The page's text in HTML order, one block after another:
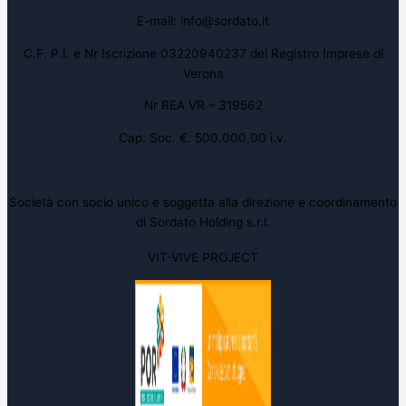
E-mail: info@sordato.it
C.F. P.I. e Nr Iscrizione 03220940237 del Registro Imprese di
Verona
Nr REA VR – 319562
Cap. Soc. €. 500.000,00 i.v.
Società con socio unico e soggetta alla direzione e coordinamento
di Sordato Holding s.r.l.
VIT-VIVE PROJECT